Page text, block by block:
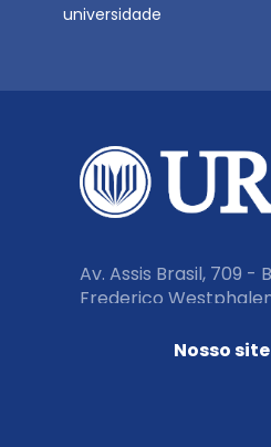
universidade
Av. Assis Brasil, 709 -
Frederico
Nosso